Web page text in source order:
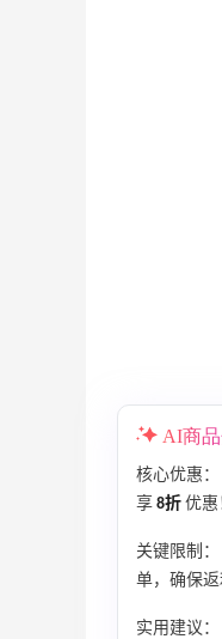
AI商
核心优惠：
享 8折 优惠
关键限制：
单，确保
实用建议：